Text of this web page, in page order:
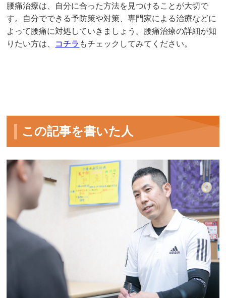
腰痛治療は、自分に合った方法を見つけることが大切で
す。自分でできる予防策や対策、専門家による治療などに
よって腰痛に対処していきましょう。腰痛治療の詳細が知
りたい方は、 コチラ もチェックしてみてください。
この記事を書いた人